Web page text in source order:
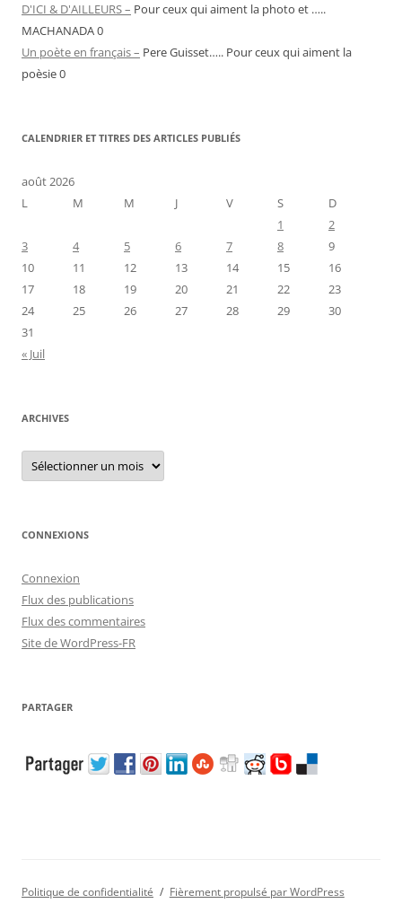
D'ICI & D'AILLEURS – Pour ceux qui aiment la photo et …..
MACHANADA 0
Un poète en français – Pere Guisset….. Pour ceux qui aiment la
poèsie 0
CALENDRIER ET TITRES DES ARTICLES PUBLIÉS
août 2026
L
M M J V S
D
1
2
3
4 5 6 7 8
9
10
11 12 13 14 15
16
17
18 19 20 21 22
23
24
25 26 27 28 29
30
31
« Juil
ARCHIVES
Archives
CONNEXIONS
Connexion
Flux des publications
Flux des commentaires
Site de WordPress-FR
PARTAGER
Politique de confidentialité Fièrement propulsé par WordPress